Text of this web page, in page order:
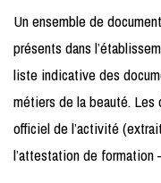
Un ensemble de
présents dans
liste indicative des
métiers de la beauté.
officiel de l’activité
l’attestation de